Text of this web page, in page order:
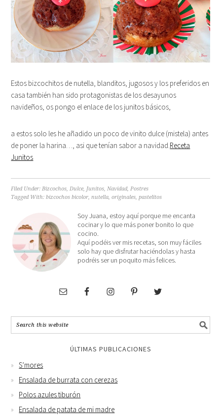
Estos bizcochitos de nutella, blanditos, jugosos y los preferidos en
casa también han sido protagonistas de los desayunos
navideños, os pongo el enlace de los junitos básicos,
a estos solo les he añadido un poco de vinito dulce (mistela) antes
de poner la harina…, asi que tenían sabor a navidad.Receta
Junitos
Filed Under:Bizcochos,Dulce, Junitos,Navidad,Postres
Tagged With:bizcochos bicolor,nutella,originales,pastelitos
Soy Juana, estoy aquí porque me encanta
cocinar y lo que más poner bonito lo que
cocino.
Aquí podéis ver mis recetas, son muy fáciles
solo hay que disfrutar haciéndolas y hasta
podréis ser un poquito más felices.
ÚLTIMAS PUBLICACIONES
S’mores
Ensalada de burrata con cerezas
Polos azules tiburón
Ensalada de patata de mi madre